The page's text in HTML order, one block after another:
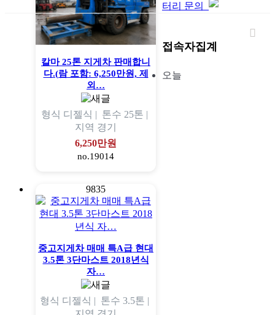
칼마 25톤 지게차 판매합니
다.(람 포함: 6,250만원, 제
외…
형식 디젤식 | 톤수 25톤 |
지역 경기
6,250만원
no.19014
9835
중고지게차 매매 특A급 현대
3.5톤 3단마스트 2018년식
자…
형식 디젤식 | 톤수 3.5톤 |
터리 문의
접속자집계
오늘